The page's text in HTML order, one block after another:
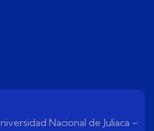
Nacional de Juliaca –